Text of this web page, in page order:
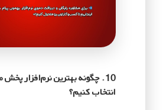
10. چگونه بهترین نرم‌افزار پخش
انتخاب کنیم؟